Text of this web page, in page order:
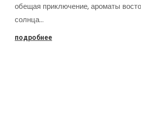
обещая приключение, ароматы
солнца…
подробнее